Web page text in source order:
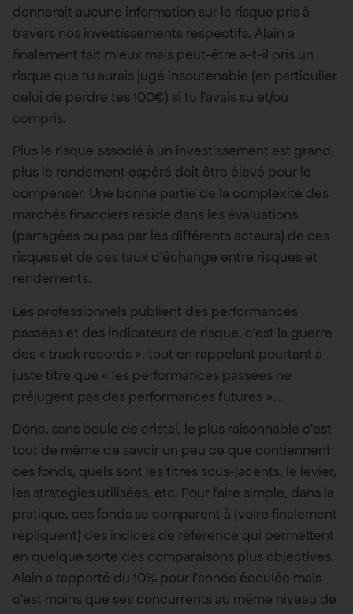
donnerait aucune information sur le risque pris à
travers nos investissements respectifs. Alain a
finalement fait mieux mais peut-être a-t-il pris un
risque que tu aurais jugé insoutenable (en particulier
celui de perdre tes 100€) si tu l’avais su et/ou
compris.
Plus le risque associé à un investissement est grand,
plus le rendement espéré doit être élevé pour le
compenser. Une bonne partie de la complexité des
marchés financiers réside dans les évaluations
(partagées ou pas par les différents acteurs) de ces
risques et de ces taux d’échange entre risques et
rendements.
Les professionnels publient des performances
passées et des indicateurs de risque, c’est la guerre
des « track records », tout en rappelant pourtant à
juste titre que « les performances passées ne
préjugent pas des performances futures »…
Donc, sans boule de cristal, le plus raisonnable c’est
tout de même de savoir un peu ce que contiennent
ces fonds, quels sont les titres sous-jacents, le levier,
les stratégies utilisées, etc. Pour faire simple, dans la
pratique, ces fonds se comparent à (voire finalement
répliquent) des indices de référence qui permettent
en quelque sorte des comparaisons plus objectives.
Alain a rapporté du 10% pour l’année écoulée mais
c’est moins que ses concurrents au même niveau de